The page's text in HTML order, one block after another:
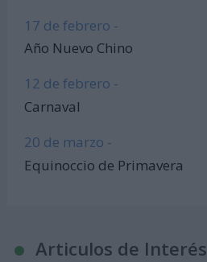
17 de febrero -
Año Nuevo Chino
12 de febrero -
Carnaval
20 de marzo -
Equinoccio de Primavera
Articulos de Interés